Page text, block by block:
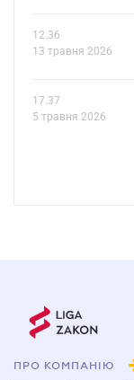
12.36
13 травня 2026
17.37
5 травня 2026
ПРО КОМПАНІЮ